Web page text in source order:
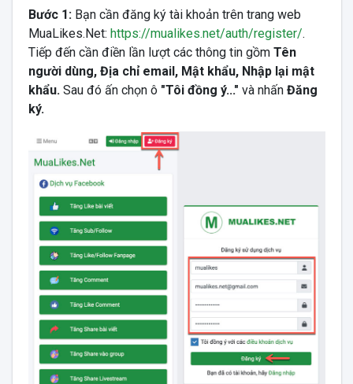
Bước 1:Bạn cần đăng ký tài khoản trên trang web
MuaLikes.Net: https://mualikes.net/auth/register/.
Tiếp đến cần điền lần lượt các thông tin gồm Tên
người dùng, Địa chỉ email, Mật khẩu, Nhập lại mật
khẩu. Sau đó ấn chọn ô"Tôi đồng ý..." và nhấn Đăng
ký.